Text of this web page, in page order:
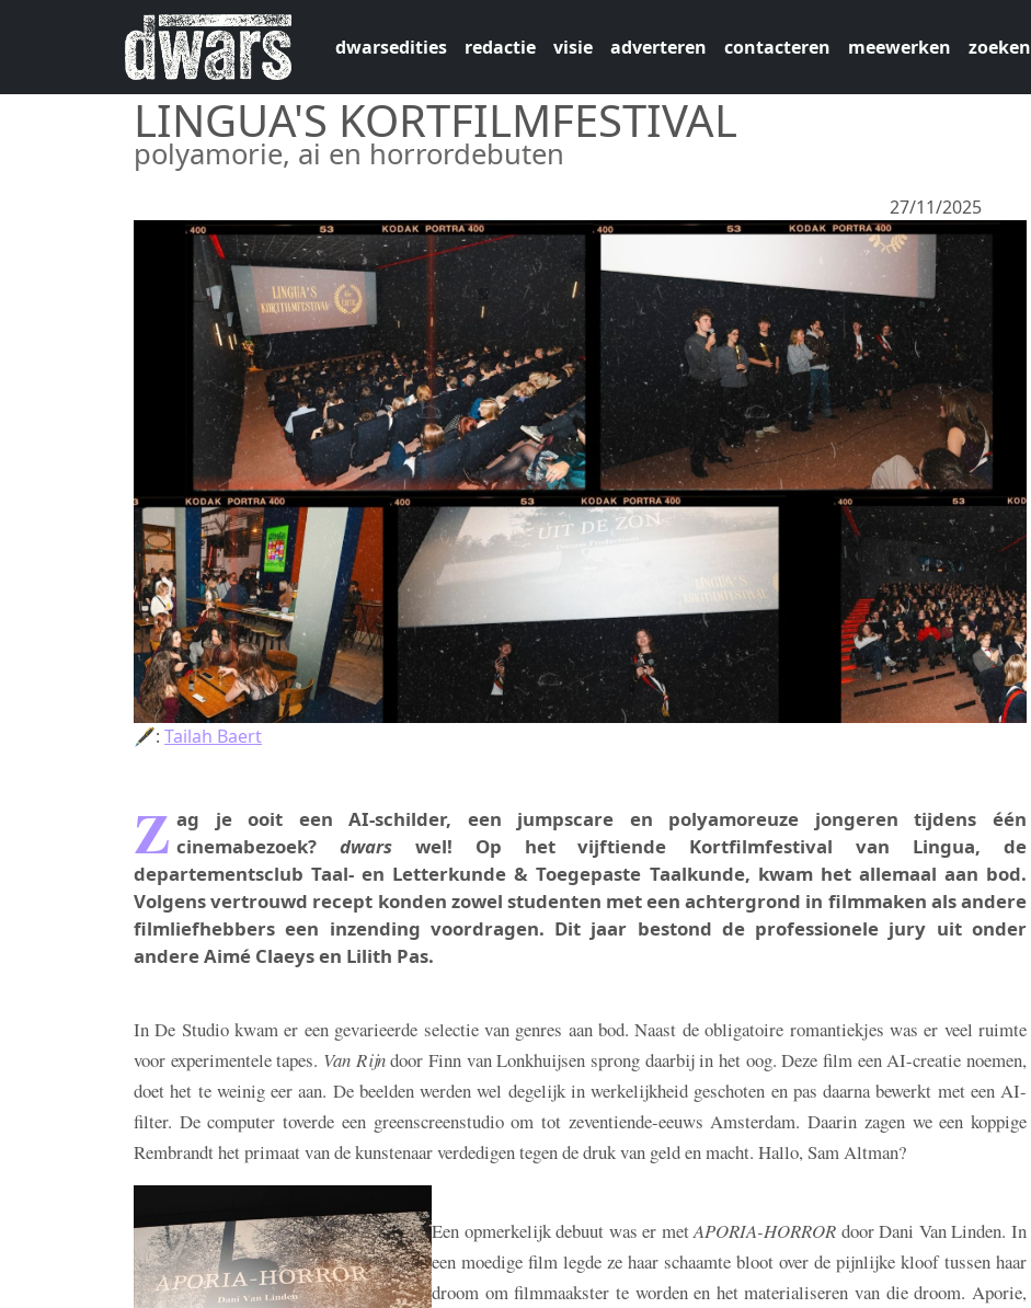
Overslaan en naar de inhoud gaan
dwarsedities
redactie visie adverteren contacteren meewerken zoeken
LINGUA'S KORTFILMFESTIVAL
polyamorie, ai en horrordebuten
27/11/2025
🖋: Tailah Baert
Z ag je ooit een AI-schilder, een jumpscare en polyamoreuze jongeren tijdens één
cinemabezoek? dwars wel! Op het vijftiende Kortfilmfestival van Lingua, de
departementsclub Taal- en Letterkunde & Toegepaste Taalkunde, kwam het allemaal aan bod.
Volgens vertrouwd recept konden zowel studenten met een achtergrond in filmmaken als andere
filmliefhebbers een inzending voordragen. Dit jaar bestond de professionele jury uit onder
andere Aimé Claeys en Lilith Pas.
In De Studio kwam er een gevarieerde selectie van genres aan bod. Naast de obligatoire romantiekjes was er veel ruimte
voor experimentele tapes. Van Rijndoor Finn van Lonkhuijsen sprong daarbij in het oog. Deze film een AI-creatie noemen,
doet het te weinig eer aan. De beelden werden wel degelijk in werkelijkheid geschoten en pas daarna bewerkt met een AI-
filter. De computer toverde een greenscreenstudio om tot zeventiende-eeuws Amsterdam. Daarin zagen we een koppige
Rembrandt het primaat van de kunstenaar verdedigen tegen de druk van geld en macht. Hallo, Sam Altman?
Een opmerkelijk debuut was er metAPORIA-HORROR door Dani Van Linden. In
een moedige film legde ze haar schaamte bloot over de pijnlijke kloof tussen haar
droom om filmmaakster te worden en het materialiseren van die droom. Aporie,